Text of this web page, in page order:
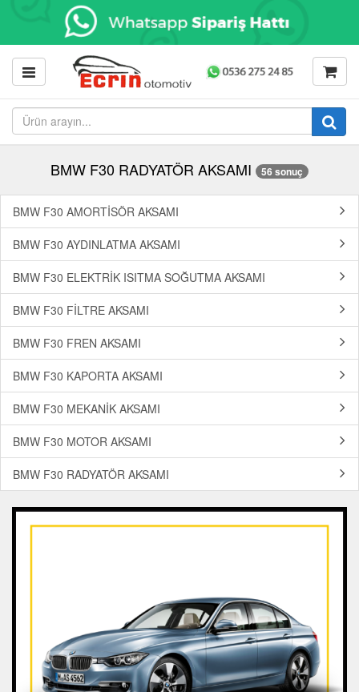
BMW F30 RADYATÖR AKSAMI 56 sonuç
BMW F30 AMORTİSÖR AKSAMI
BMW F30 AYDINLATMA AKSAMI
BMW F30 ELEKTRİK ISITMA SOĞUTMA AKSAMI
BMW F30 FİLTRE AKSAMI
BMW F30 FREN AKSAMI
BMW F30 KAPORTA AKSAMI
BMW F30 MEKANİK AKSAMI
BMW F30 MOTOR AKSAMI
BMW F30 RADYATÖR AKSAMI